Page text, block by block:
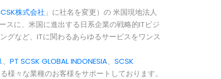
株式会社 」に社名を変更）の 米国現地法人
スに、米国に進出する日系企業の戦略的ITビジ
グなど、ITに関わるあらゆるサービスをワンス
、 PT SCSK GLOBAL INDONESIA、 SCSK
様々な業種のお客様をサポートしております。